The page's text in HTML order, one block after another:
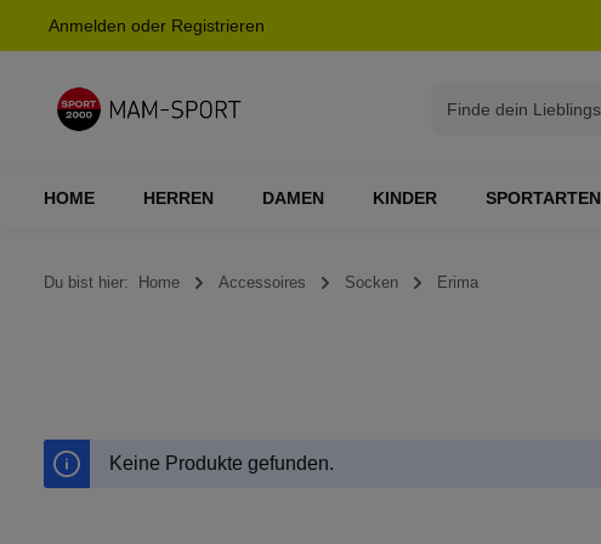
Zur Hauptnavigation springen
Anmelden oder Registrieren
HOME HERREN DAMEN KINDER SPORTARTEN
Du bist hier: Home Accessoires Socken Erima
Keine Produkte gefunden.